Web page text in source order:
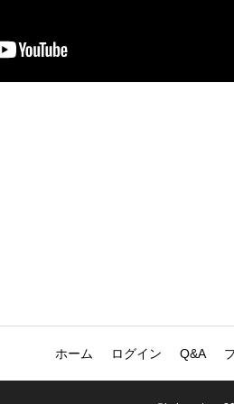
ホーム ログイン Q&A